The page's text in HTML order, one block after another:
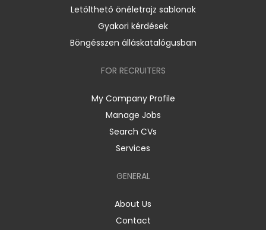
Letölthető önéletrajz sablonok
Gyakori kérdések
Böngésszen álláskatalógusban
FOR RECRUITERS
My Company Profile
Manage Jobs
Search CVs
Services
GENERAL
About Us
Contact